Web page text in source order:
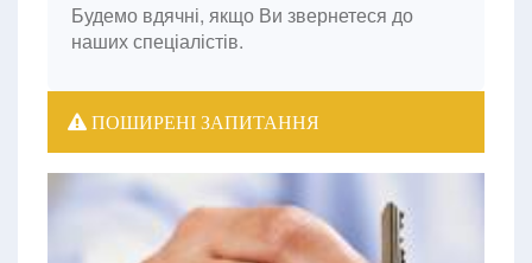
Будемо вдячні, якщо Ви звернетеся до
наших спеціалістів.
ПОШИРЕНІ ЗАПИТАННЯ